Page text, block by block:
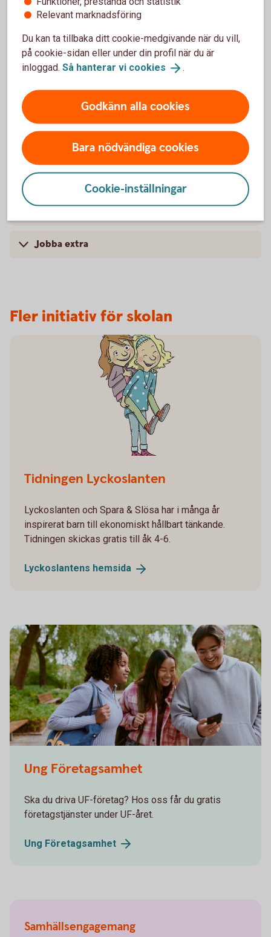
Göra budget och flytta hemifrån
Spara och placera
Om bolån och konsumtionslån - skillnader på lån
Jobba extra
Fler initiativ för skolan
Tidningen Lyckoslanten
Lyckoslanten och Spara & Slösa har i många år
inspirerat barn till ekonomiskt hållbart tänkande.
Tidningen skickas gratis till åk 4-6.
Lyckoslantens hemsida
Ung Företagsamhet
Ska du driva UF-företag? Hos oss får du gratis
företagstjänster under UF-året.
Ung Företagsamhet
Samhällsengagemang
Relevant marknadsföring
Du kan ta tillbaka ditt cookie-medgivande när du vill,
på cookie-sidan eller under din profil när du är
inloggad. Så hanterar vi cookies .
Godkänn alla cookies
Bara nödvändiga cookies
Cookie-inställningar